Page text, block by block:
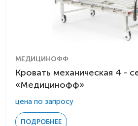
МЕДИЦИНОФФ
Кровать механическая 4 -
«Медицинофф»
цена по запросу
ПОДРОБНЕЕ